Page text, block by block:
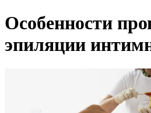
Особенности
эпиляции